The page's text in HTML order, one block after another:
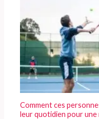
Comment ces
leur quotidien pour une